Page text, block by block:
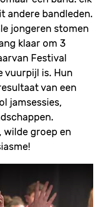
andere bandleden.
jongeren stomen
klaar om 3
Festival
vuurpijl is. Hun
van een
jamsessies,
wilde groep en